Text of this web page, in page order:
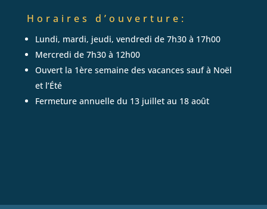
Horaires d’ouverture:
Lundi, mardi, jeudi, vendredi de 7h30 à 17h00
Mercredi de 7h30 à 12h00
Ouvert la 1ère semaine des vacances sauf à Noël
et l’Été
Fermeture annuelle du 13 juillet au 18 août